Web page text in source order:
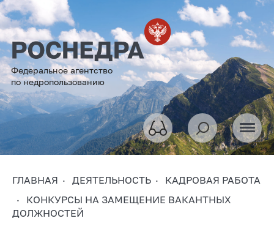
Федеральное агентство
по недропользованию
ГЛАВНАЯ ДЕЯТЕЛЬНОСТЬ
КАДРОВАЯ РАБОТА
КОНКУРСЫ НА ЗАМЕЩЕНИЕ ВАКАНТНЫХ
ДОЛЖНОСТЕЙ